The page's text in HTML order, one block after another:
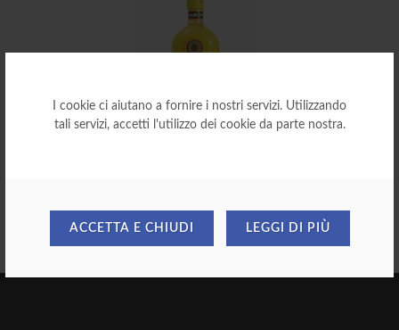
I cookie ci aiutano a fornire i nostri servizi. Utilizzando
tali servizi, accetti l'utilizzo dei cookie da parte nostra.
ACCETTA E CHIUDI LEGGI DI PIÙ